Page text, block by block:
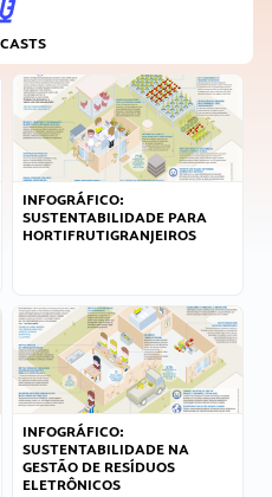
INFOGRÁFICO:
SUSTENTABILIDADE PARA
HORTIFRUTIGRANJEIROS
INFOGRÁFICO:
SUSTENTABILIDADE NA
GESTÃO DE RESÍDUOS
ELETRÔNICOS